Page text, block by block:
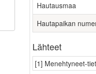
Hautausmaa
Hautapaikan
Lähteet
[1] Menehtyneet-